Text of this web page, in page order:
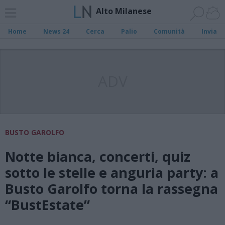
Alto Milanese
Home News 24 Cerca Palio Comunità Invia
BUSTO GAROLFO
Notte bianca, concerti, quiz
sotto le stelle e anguria party: a
Busto Garolfo torna la rassegna
“BustEstate”